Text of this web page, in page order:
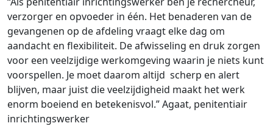
verzorger en opvoeder in één. Het benaderen van de
gevangenen op de afdeling vraagt elke dag om
aandacht en flexibiliteit. De afwisseling en druk zorgen
voor een veelzijdige werkomgeving waarin je niets kunt
voorspellen. Je moet daarom altijd scherp en alert
blijven, maar juist die veelzijdigheid maakt het werk
enorm boeiend en betekenisvol.” Agaat, penitentiair
inrichtingswerker